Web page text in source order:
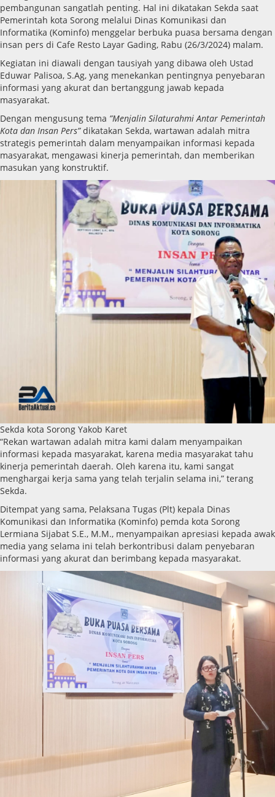
pembangunan sangatlah penting. Hal ini dikatakan Sekda saat
Pemerintah kota Sorong melalui Dinas Komunikasi dan
Informatika (Kominfo) menggelar berbuka puasa bersama dengan
insan pers di Cafe Resto Layar Gading, Rabu (26/3/2024) malam.
Kegiatan ini diawali dengan tausiyah yang dibawa oleh Ustad
Eduwar Palisoa, S.Ag, yang menekankan pentingnya penyebaran
informasi yang akurat dan bertanggung jawab kepada
masyarakat.
Dengan mengusung tema ”Menjalin Silaturahmi Antar Pemerintah
Kota dan Insan Pers”dikatakan Sekda, wartawan adalah mitra
strategis pemerintah dalam menyampaikan informasi kepada
masyarakat, mengawasi kinerja pemerintah, dan memberikan
masukan yang konstruktif.
Sekda kota Sorong Yakob Karet
“Rekan wartawan adalah mitra kami dalam menyampaikan
informasi kepada masyarakat, karena media masyarakat tahu
kinerja pemerintah daerah. Oleh karena itu, kami sangat
menghargai kerja sama yang telah terjalin selama ini,” terang
Sekda.
Ditempat yang sama, Pelaksana Tugas (Plt) kepala Dinas
Komunikasi dan Informatika (Kominfo) pemda kota Sorong
Lermiana Sijabat S.E., M.M., menyampaikan apresiasi kepada awak
media yang selama ini telah berkontribusi dalam penyebaran
informasi yang akurat dan berimbang kepada masyarakat.